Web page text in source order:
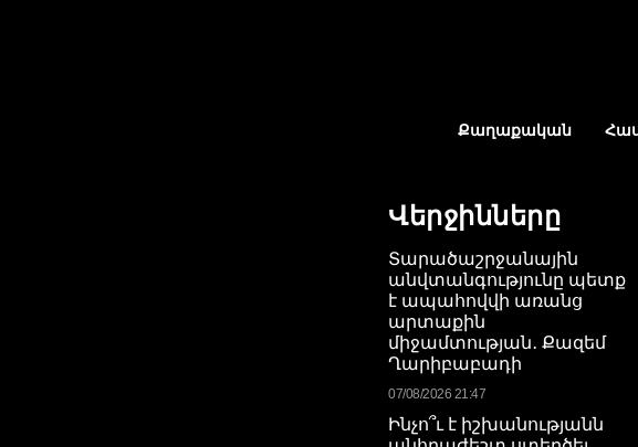
Քաղաքական
Վերջինները
Տարածաշրջանային
անվտանգությունը պետք
է ապահովվի առանց
արտաքին
միջամտության․ Քազեմ
Ղարիբաբադի
07/08/2026 21:47
Ինչո՞ւ է իշխանությանն